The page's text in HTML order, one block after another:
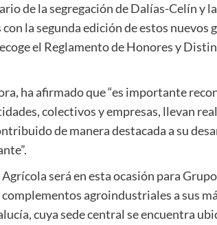
de la segregación de Dalías-Celín y
la segunda edición de estos nuevos
el Reglamento de Honores y
ha afirmado que “es importante
colectivos y empresas, llevan
de manera destacada a su
será en esta ocasión para
agroindustriales a sus
cuya sede central se encuentra